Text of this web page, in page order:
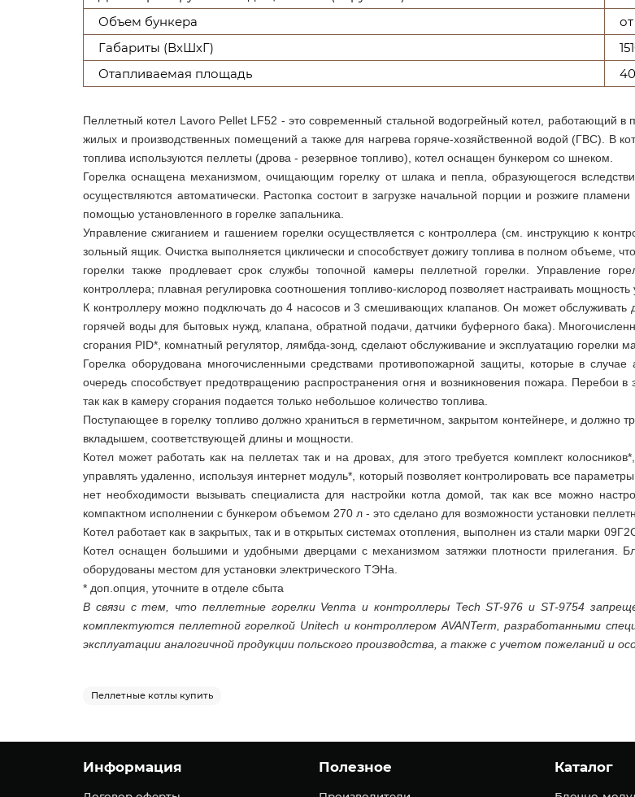
Объем бункера
Габариты (ВхШхГ)
Отапливаемая площадь
Пеллетный котел Lavoro Pellet LF52 - это современный стальной водогрейный котел, работающий
жилых и производственных помещений а также для нагрева горяче-хозяйственной водой (ГВС). В
топлива используются пеллеты (дрова - резервное топливо), котел оснащен бункером со шнеком.
Горелка оснащена механизмом, очищающим горелку от шлака и пепла, образующегося
осуществляются автоматически. Растопка состоит в загрузке начальной порции и розжиге
помощью установленного в горелке запальника.
Управление сжиганием и гашением горелки осуществляется с контроллера (см. инструкцию к
зольный ящик. Очистка выполняется циклически и способствует дожигу топлива в полном объеме,
горелки также продлевает срок службы топочной камеры пеллетной горелки. Управление
контроллера; плавная регулировка соотношения топливо-кислород позволяет настраивать мощность
К контроллеру можно подключать до 4 насосов и 3 смешивающих клапанов. Он может обслуживать
горячей воды для бытовых нужд, клапана, обратной подачи, датчики буферного бака).
сгорания PID*, комнатный регулятор, лямбда-зонд, сделают обслуживание и эксплуатацию горелки
Горелка оборудована многочисленными средствами противопожарной защиты, которые в
очередь способствует предотвращению распространения огня и возникновения пожара. Перебои в
так как в камеру сгорания подается только небольшое количество топлива.
Поступающее в горелку топливо должно храниться в герметичном, закрытом контейнере, и должно
вкладышем, соответствующей длины и мощности.
Котел может работать как на пеллетах так и на дровах, для этого требуется комплект
управлять удаленно, используя интернет модуль*, который позволяет контролировать все
нет необходимости вызывать специалиста для настройки котла домой, так как все можно
компактном исполнении с бункером объемом 270 л - это сделано для возможности установки
Котел работает как в закрытых, так и в открытых системах отопления, выполнен из стали марки
Котел оснащен большими и удобными дверцами с механизмом затяжки плотности прилегания.
оборудованы местом для установки электрического ТЭНа.
* доп.опция, уточните в отделе сбыта
В связи с тем, что пеллетные горелки Venma и контроллеры Tech ST-976 и ST-9754
комплектуются пеллетной горелкой Unitech и контроллером AVANTerm, разработанными
эксплуатации аналогичной продукции польского производства, а также с учетом пожеланий и
Пеллетные котлы купить
Информация Полезное Каталог